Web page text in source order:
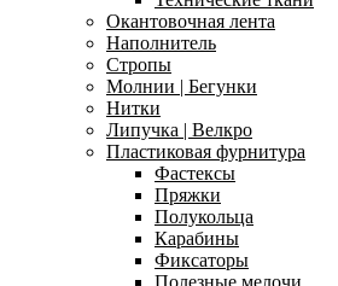
Окантовочная лента
Наполнитель
Стропы
Молнии | Бегунки
Нитки
Липучка | Велкро
Пластиковая фурнитура
Фастексы
Пряжки
Полукольца
Карабины
Фиксаторы
Полезные мелочи